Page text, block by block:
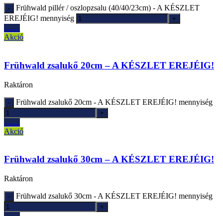
Frühwald pillér / oszlopzsalu (40/40/23cm) - A KÉSZLET
EREJÉIG! mennyiség
Ajánlatkérés
Akció
Frühwald zsalukő 20cm – A KÉSZLET EREJÉIG!
Raktáron
Frühwald zsalukő 20cm - A KÉSZLET EREJÉIG! mennyiség
Ajánlatkérés
Akció
Frühwald zsalukő 30cm – A KÉSZLET EREJÉIG!
Raktáron
Frühwald zsalukő 30cm - A KÉSZLET EREJÉIG! mennyiség